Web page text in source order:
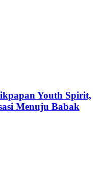
Youth Spirit,
Menuju Babak